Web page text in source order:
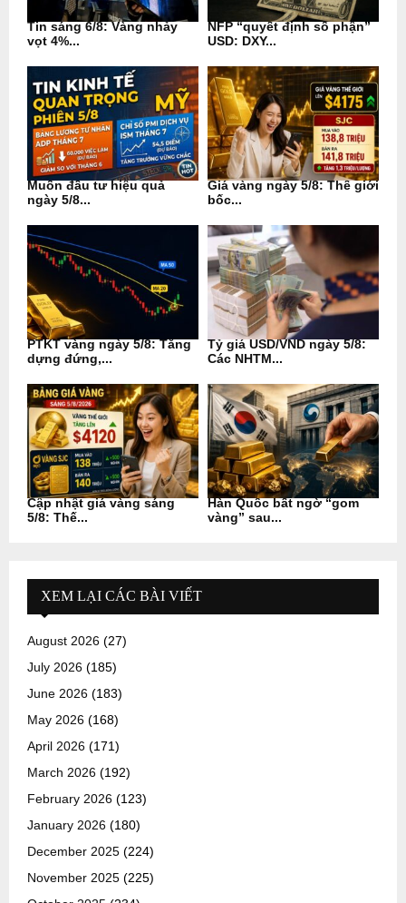
Tin sáng 6/8: Vàng nhảy
vọt 4%...
NFP “quyết định số phận”
USD: DXY...
Muốn đầu tư hiệu quả
ngày 5/8...
Giá vàng ngày 5/8: Thế giới
bốc...
PTKT vàng ngày 5/8: Tăng
dựng đứng,...
Tỷ giá USD/VND ngày 5/8:
Các NHTM...
Cập nhật giá vàng sáng
5/8: Thế...
Hàn Quốc bất ngờ “gom
vàng” sau...
XEM LẠI CÁC BÀI VIẾT
August 2026 (27)
July 2026 (185)
June 2026 (183)
May 2026 (168)
April 2026 (171)
March 2026 (192)
February 2026 (123)
January 2026 (180)
December 2025 (224)
November 2025 (225)